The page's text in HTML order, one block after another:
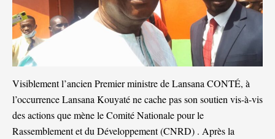
Visiblement l’ancien Premier ministre de Lansana CONTÉ, à
l’occurrence Lansana Kouyaté ne cache pas son soutien vis-à-vis
des actions que mène le Comité Nationale pour le
Rassemblement et du Développement (CNRD) . Après la